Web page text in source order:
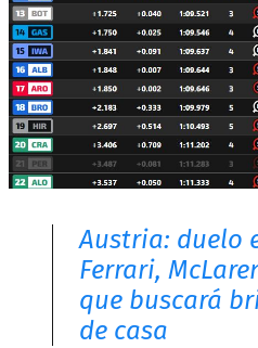
Austria: duelo
Ferrari,
que buscará
de casa